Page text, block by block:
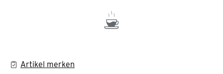
Artikel merken